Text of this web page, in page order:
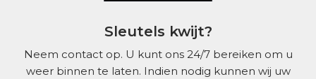
Sleutels kwijt?
Neem contact op. U kunt ons 24/7 bereiken om u
weer binnen te laten. Indien nodig kunnen wij uw